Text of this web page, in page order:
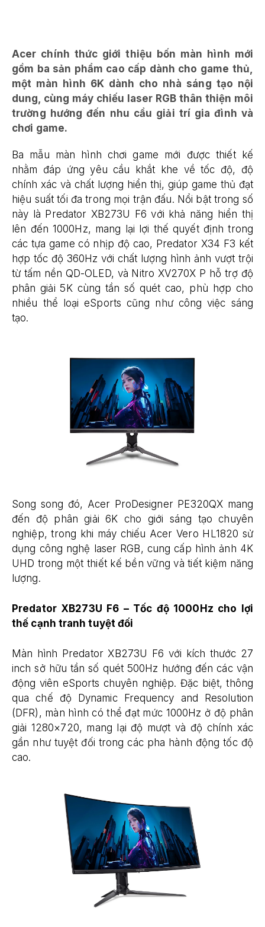
Acer chính thức giới thiệu bốn màn hình mới
gồm ba sản phẩm cao cấp dành cho game thủ,
một màn hình 6K dành cho nhà sáng tạo nội
dung, cùng máy chiếu laser RGB thân thiện môi
trường hướng đến nhu cầu giải trí gia đình và
chơi game.
Ba mẫu màn hình chơi game mới được thiết kế
nhằm đáp ứng yêu cầu khắt khe về tốc độ, độ
chính xác và chất lượng hiển thị, giúp game thủ đạt
hiệu suất tối đa trong mọi trận đấu. Nổi bật trong số
này là Predator XB273U F6 với khả năng hiển thị
lên đến 1000Hz, mang lại lợi thế quyết định trong
các tựa game có nhịp độ cao, Predator X34 F3 kết
hợp tốc độ 360Hz với chất lượng hình ảnh vượt trội
từ tấm nền QD-OLED, và Nitro XV270X P hỗ trợ độ
phân giải 5K cùng tần số quét cao, phù hợp cho
nhiều thể loại eSports cũng như công việc sáng
tạo.
Song song đó, Acer ProDesigner PE320QX mang
đến độ phân giải 6K cho giới sáng tạo chuyên
nghiệp, trong khi máy chiếu Acer Vero HL1820 sử
dụng công nghệ laser RGB, cung cấp hình ảnh 4K
UHD trong một thiết kế bền vững và tiết kiệm năng
lượng.
Predator XB273U F6 – Tốc độ 1000Hz cho lợi
thế cạnh tranh tuyệt đối
Màn hình Predator XB273U F6 với kích thước 27
inch sở hữu tần số quét 500Hz hướng đến các vận
động viên eSports chuyên nghiệp. Đặc biệt, thông
qua chế độ Dynamic Frequency and Resolution
(DFR), màn hình có thể đạt mức 1000Hz ở độ phân
giải 1280×720, mang lại độ mượt và độ chính xác
gần như tuyệt đối trong các pha hành động tốc độ
cao.